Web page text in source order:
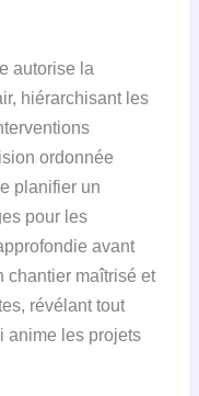
autorise la
hiérarchisant les
ordonnée
planifier un
pour les
avant
chantier maîtrisé et
révélant tout
anime les projets